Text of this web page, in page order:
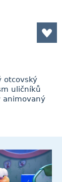
otcovský
uličníků
animovaný